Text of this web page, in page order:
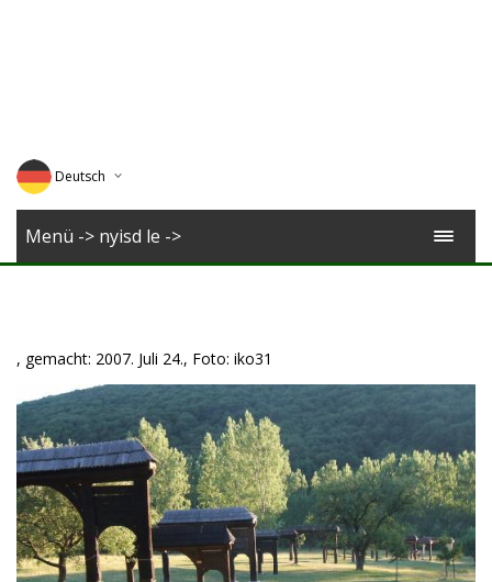
Deutsch
English
Menü -> nyisd le ->
, gemacht: 2007. Juli 24., Foto: iko31